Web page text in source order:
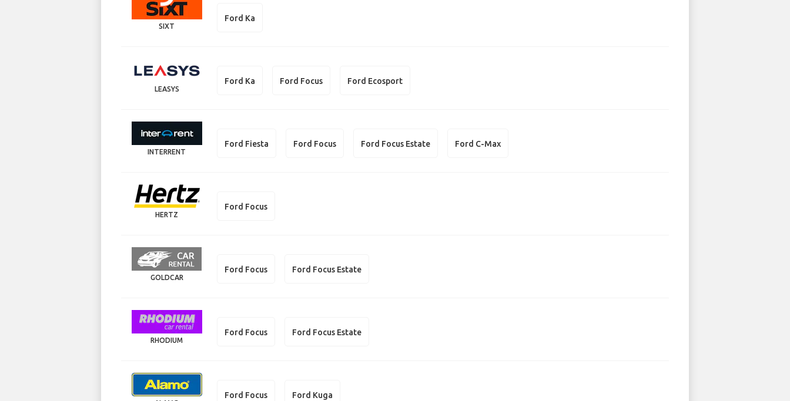
SIXT
Ford Ka
LEASYS
Ford Ka Ford Focus Ford Ecosport
INTERRENT
Ford Fiesta Ford Focus Ford Focus Estate Ford C-Max
HERTZ
Ford Focus
GOLDCAR
Ford Focus Ford Focus Estate
RHODIUM
Ford Focus Ford Focus Estate
Ford Focus Ford Kuga